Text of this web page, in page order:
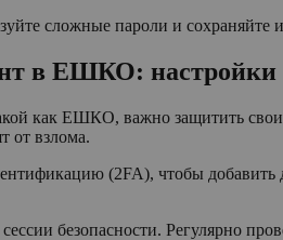
сложные пароли и
в ЕШКО: настройки
как ЕШКО, важно защитить
от взлома.
(2FA), чтобы
безопасности. Регулярно